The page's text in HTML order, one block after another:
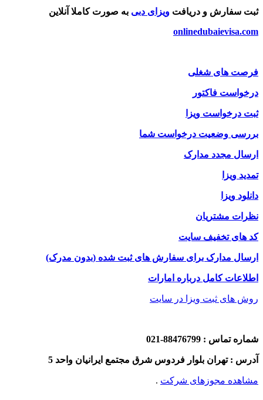
ثبت سفارش و دریافت ویزای دبی به صورت کاملا آنلاین
onlinedubaievisa.com
فرصت های شغلی
درخواست فاکتور
ثبت درخواست ویزا
بررسی وضعیت درخواست شما
ارسال مجدد مدارک
تمدید ویزا
دانلود ویزا
نظرات مشتریان
کد های تخفیف سایت
ارسال مدارک برای سفارش های ثبت شده (بدون مدرک)
اطلاعات کامل درباره امارات
روش های ثبت ویزا در سایت
شماره تماس : 88476799-021
آدرس : تهران بلوار فردوس شرق مجتمع ایرانیان واحد 5
مشاهده مجوزهای شرکت .